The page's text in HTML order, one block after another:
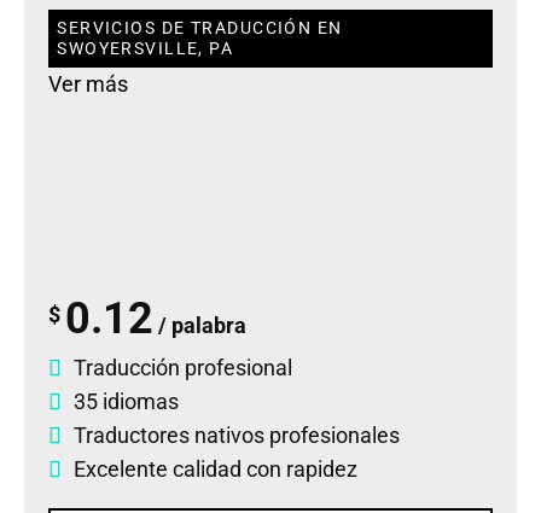
SERVICIOS DE TRADUCCIÓN EN
SWOYERSVILLE, PA
Ver más
$ 0.12 / palabra
Traducción profesional
35 idiomas
Traductores nativos profesionales
Excelente calidad con rapidez